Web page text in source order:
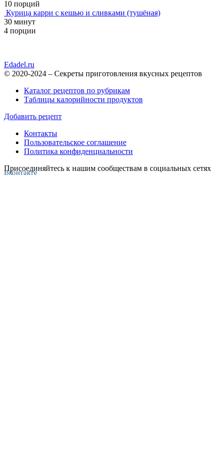
10 порций
Курица карри с кешью и сливками (тушёная)
30 минут
4 порции
Edadel.ru
© 2020-2024 – Секреты приготовления вкусных рецептов
Каталог рецептов по рубрикам
Таблицы калорийности продуктов
Добавить рецепт
Контакты
Пользовательское соглашение
Политика конфиденциальности
Присоединяйтесь к нашим сообществам в социальных сетях
Вконтакте